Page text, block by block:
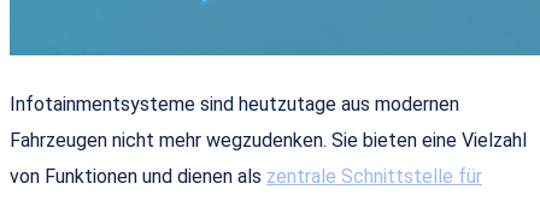
Infotainmentsysteme sind heutzutage aus modernen
Fahrzeugen nicht mehr wegzudenken. Sie bieten eine Vielzahl
von Funktionen und dienen als zentrale Schnittstelle für